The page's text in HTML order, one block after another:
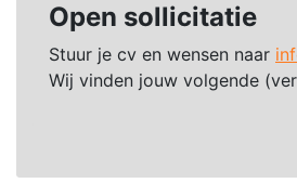
Open sollicitatie
Stuur je cv en wensen naar
Wij vinden jouw volgende